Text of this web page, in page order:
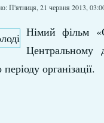
П'ятниця, 21 червня 2013,
Німий фільм
Центральному
організації.